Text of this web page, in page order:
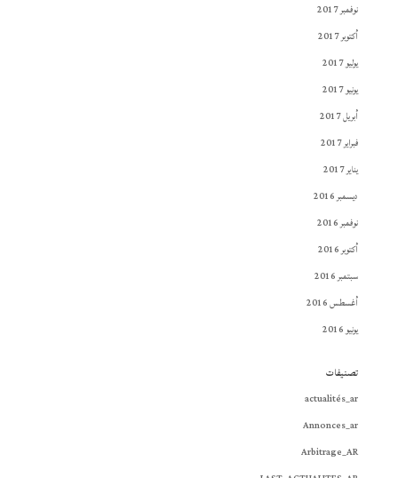
نوفمبر 2017
أكتوبر 2017
يوليو 2017
يونيو 2017
أبريل 2017
فبراير 2017
يناير 2017
ديسمبر 2016
نوفمبر 2016
أكتوبر 2016
سبتمبر 2016
أغسطس 2016
يونيو 2016
تصنيفات
actualités_ar
Annonces_ar
Arbitrage_AR